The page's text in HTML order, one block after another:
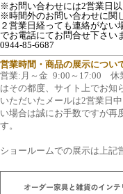
※お問い合わせには2営業日以
※時間外のお問い合わせに関
２営業日経っても連絡がない
でお電話にてお問合せ下さい
営業時間・商品の展示につい
営業:月～金 9:00～17:00 休
はその都度、サイト上でお知
いただいたメールは2営業日
い場合は誠にお手数ですが再
す。
ショールームでの展示は上記